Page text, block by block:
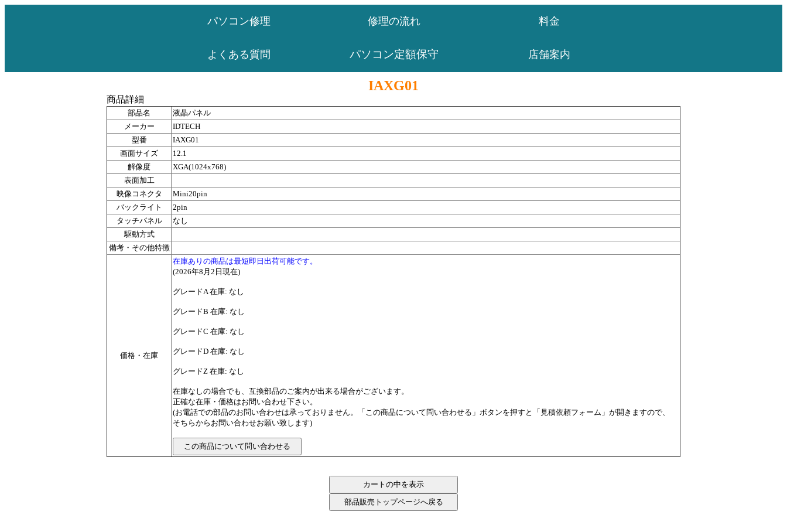
パソコン修理 修理の流れ 料金
よくある質問 パソコン定額保守 店舗案内
IAXG01
商品詳細
部品名
液晶パネル
メーカー
IDTECH
型番
IAXG01
画面サイズ
12.1
解像度
XGA(1024x768)
表面加工
映像コネクタ
Mini20pin
バックライト
2pin
タッチパネル
なし
駆動方式
備考・その他特徴
価格・在庫
在庫ありの商品は最短即日出荷可能です。
(2026年8月2日現在)
グレードA 在庫: なし
グレードB 在庫: なし
グレードC 在庫: なし
グレードD 在庫: なし
グレードZ 在庫: なし
在庫なしの場合でも、互換部品のご案内が出来る場合がございます。
正確な在庫・価格はお問い合わせ下さい。
(お電話での部品のお問い合わせは承っておりません。「この商品について問い合わせる」ボタンを押すと「見積依頼フォーム」が開きますので、
そちらからお問い合わせお願い致します)